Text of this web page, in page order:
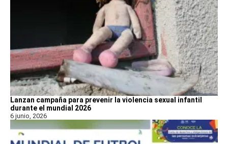
Lanzan campaña para prevenir la violencia sexual infantil
durante el mundial 2026
6 junio, 2026